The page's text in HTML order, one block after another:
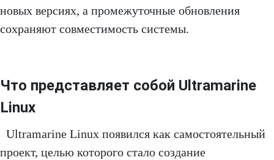
новых версиях, а промежуточные обновления
сохраняют совместимость системы.
Что представляет собой Ultramarine
Linux
Ultramarine Linux появился как самостоятельный
проект, целью которого стало создание